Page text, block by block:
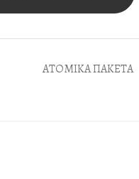
ΑΤΟΜΙΚΑ ΠΑΚΕΤΑ